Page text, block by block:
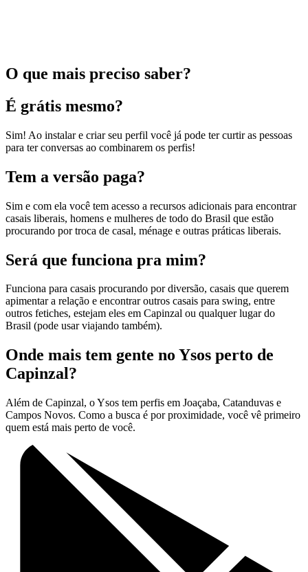
O que mais preciso saber?
É grátis mesmo?
Sim! Ao instalar e criar seu perfil você já pode ter curtir as pessoas
para ter conversas ao combinarem os perfis!
Tem a versão paga?
Sim e com ela você tem acesso a recursos adicionais para encontrar
casais liberais, homens e mulheres de todo do Brasil que estão
procurando por troca de casal, ménage e outras práticas liberais.
Será que funciona pra mim?
Funciona para casais procurando por diversão, casais que querem
apimentar a relação e encontrar outros casais para swing, entre
outros fetiches, estejam eles em Capinzal ou qualquer lugar do
Brasil (pode usar viajando também).
Onde mais tem gente no Ysos perto de
Capinzal?
Além de Capinzal, o Ysos tem perfis em Joaçaba, Catanduvas e
Campos Novos. Como a busca é por proximidade, você vê primeiro
quem está mais perto de você.